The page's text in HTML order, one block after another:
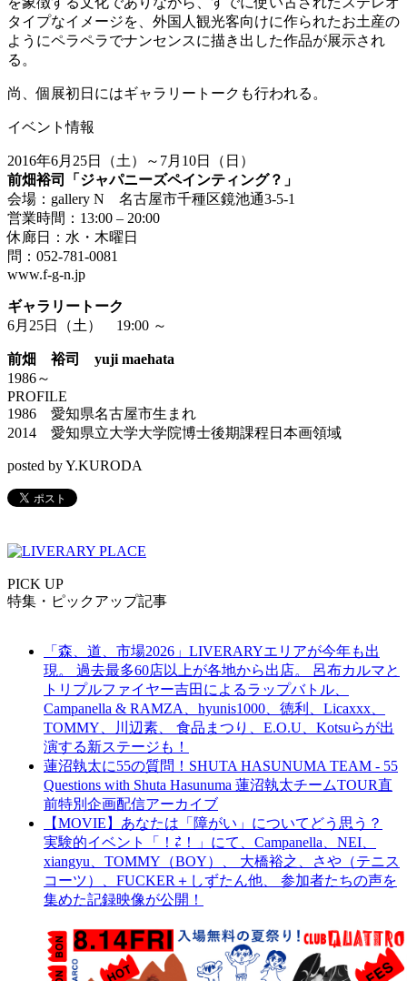
タイプなイメージを、外国人観光客向けに作られたお土産の
ようにペラペラでナンセンスに描き出した作品が展示され
る。
尚、個展初日にはギャラリートークも行われる。
イベント情報
2016年6月25日（土）～7月10日（日）
前畑裕司「ジャパニーズペインティング？」
会場：gallery N
名古屋市千種区鏡池通3-5-1
営業時間：13:00 – 20:00
休廊日：水・木曜日
問：052-781-0081
www.f-g-n.jp
ギャラリートーク
6月25日（土） 19:00 ～
前畑 裕司 yuji maehata
1986～
PROFILE
1986 愛知県名古屋市生まれ
2014 愛知県立大学大学院博士後期課程日本画領域
posted by Y.KURODA
PICK UP
特集・ピックアップ記事
「森、道、市場2026」LIVERARYエリアが今年も出
現。 過去最多60店以上が各地から出店。 呂布カルマと
トリプルファイヤー吉田によるラップバトル、
Campanella & RAMZA、hyunis1000、徳利、Licaxxx、
TOMMY、川辺素、 食品まつり、E.O.U、Kotsuらが出
演する新ステージも！
蓮沼執太に55の質問！SHUTA HASUNUMA TEAM - 55
Questions with Shuta Hasunuma 蓮沼執太チームTOUR直
前特別企画配信アーカイブ
【MOVIE】あなたは「障がい」についてどう思う？
実験的イベント「！⇄！」にて、Campanella、NEI、
xiangyu、TOMMY（BOY）、 大橋裕之、さや（テニス
コーツ）、FUCKER＋しずたん他、 参加者たちの声を
集めた記録映像が公開！